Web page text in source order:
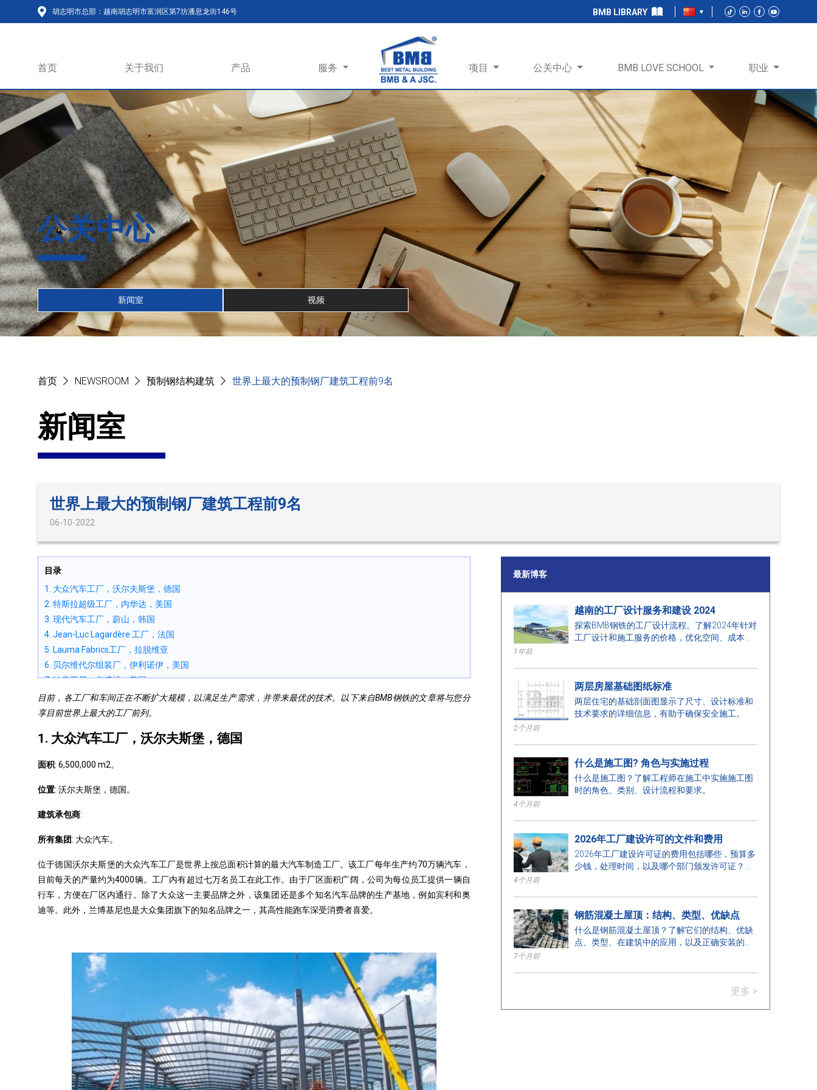
胡志明市总部：越南胡志明市富润区第7坊潘息龙街146号 BMB LIBRARY
首页 关于我们 产品 服务 项目 公关中心 BMB LOVE SCHOOL 职业
公关中心
新闻室 视频
首页 NEWSROOM 预制钢结构建筑 世界上最大的预制钢厂建筑工程前9名
新闻室
世界上最大的预制钢厂建筑工程前9名
06-10-2022
目录
1. 大众汽车工厂，沃尔夫斯堡，德国
2. 特斯拉超级工厂，内华达，美国
3. 现代汽车工厂，蔚山，韩国
4. Jean-Luc Lagardère 工厂，法国
5. Lauma Fabrics工厂，拉脱维亚
6. 贝尔维代尔组装厂，伊利诺伊，美国
7. 波音工厂，华盛顿，美国
8. NASA在佛罗里达的火箭装配大楼，美国
9. Rivian汽车工厂，伊利诺伊，美国
目前，各工厂和车间正在不断扩大规模，以满足生产需求，并带来最优的技术。以下来自BMB钢铁的文章将与您分
享目前世界上最大的工厂前列。
1. 大众汽车工厂，沃尔夫斯堡，德国
面积: 6,500,000 m2。
位置: 沃尔夫斯堡，德国。
建筑承包商:
所有集团: 大众汽车。
位于德国沃尔夫斯堡的大众汽车工厂是世界上按总面积计算的最大汽车制造工厂。该工厂每年生产约70万辆汽车，
目前每天的产量约为4000辆。工厂内有超过七万名员工在此工作。由于厂区面积广阔，公司为每位员工提供一辆自
行车，方便在厂区内通行。除了大众这一主要品牌之外，该集团还是多个知名汽车品牌的生产基地，例如宾利和奥
迪等。 此外 ，兰博基尼也是大众集团旗下的知名品牌之一，其高性能跑车深受消费者喜爱。
最新博客
1年前
越南的工厂设计服务和建设 2024
探索BMB钢铁的工厂设计流程。了解2024年针对
工厂设计和施工服务的价格，优化空间、成本，
2个月前
两层房屋基础图纸标准
两层住宅的基础剖面图显示了尺寸、设计标准和
技术要求的详细信息，有助于确保安全施工。
4个月前
什么是施工图? 角色与实施过程
什么是施工图？了解工程师在施工中实施施工图
时的角色、类别、设计流程和要求。
4个月前
2026年工厂建设许可的文件和费用
2026年工厂建设许可证的费用包括哪些，预算多
少钱，处理时间，以及哪个部门颁发许可证？在
7个月前
钢筋混凝土屋顶：结构、类型、优缺点
什么是钢筋混凝土屋顶？了解它们的结构、优缺
点、类型、在建筑中的应用，以及正确安装的关
更多 >